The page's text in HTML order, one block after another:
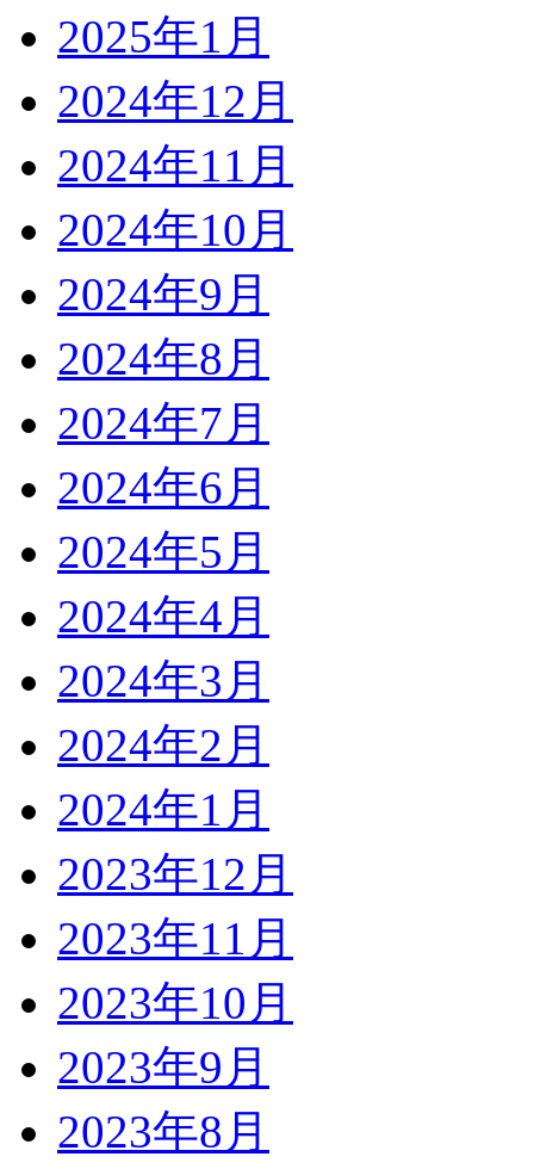
2025年1月
2024年12月
2024年11月
2024年10月
2024年9月
2024年8月
2024年7月
2024年6月
2024年5月
2024年4月
2024年3月
2024年2月
2024年1月
2023年12月
2023年11月
2023年10月
2023年9月
2023年8月